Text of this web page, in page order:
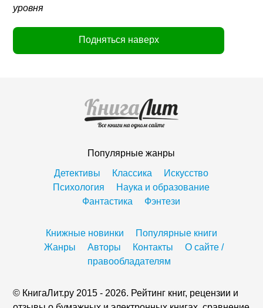
уровня
Подняться наверх
Популярные жанры
Детективы
Классика
Искусство
Психология
Наука и образование
Фантастика
Фэнтези
Книжные новинки
Популярные книги
Жанры
Авторы Контакты
О сайте /
правообладателям
© КнигаЛит.ру 2015 - 2026. Рейтинг книг, рецензии и